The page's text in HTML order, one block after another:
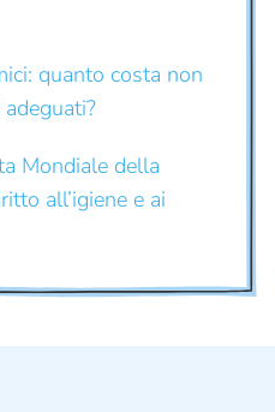
quanto costa non
Mondiale della
all’igiene e ai